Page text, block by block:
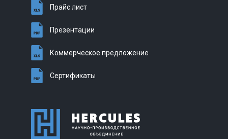
Прайс лист
Презентации
Коммерческое предложение
Сертификаты